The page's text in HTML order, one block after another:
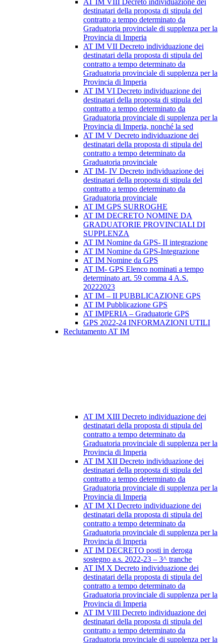
AT IM VIII Decreto individuazione dei
destinatari della proposta di stipula del
contratto a tempo determinato da
Graduatoria provinciale di supplenza per la
Provincia di Imperia
AT IM VII Decreto individuazione dei
destinatari della proposta di stipula del
contratto a tempo determinato da
Graduatoria provinciale di supplenza per la
Provincia di Imperia
AT IM VI Decreto individuazione dei
destinatari della proposta di stipula del
contratto a tempo determinato da
Graduatoria provinciale di supplenza per la
Provincia di Imperia, nonché la sed
AT IM V Decreto individuazione dei
destinatari della proposta di stipula del
contratto a tempo determinato da
Graduatoria provinciale
AT IM- IV Decreto individuazione dei
destinatari della proposta di stipula del
contratto a tempo determinato da
Graduatoria provinciale
AT IM GPS SURROGHE
AT IM DECRETO NOMINE DA
GRADUATORIE PROVINCIALI DI
SUPPLENZA
AT IM Nomine da GPS- II integrazione
AT IM Nomine da GPS-Integrazione
AT IM Nomine da GPS
AT IM- GPS Elenco nominati a tempo
determinato art. 59 comma 4 A.S.
20222023
AT IM – II PUBBLICAZIONE GPS
AT IM Pubblicazione GPS
AT IMPERIA – Graduatorie GPS
GPS 2022-24 INFORMAZIONI UTILI
Reclutamento AT IM
AT IM XIII Decreto individuazione dei
destinatari della proposta di stipula del
contratto a tempo determinato da
Graduatoria provinciale di supplenza per la
Provincia di Imperia
AT IM XII Decreto individuazione dei
destinatari della proposta di stipula del
contratto a tempo determinato da
Graduatoria provinciale di supplenza per la
Provincia di Imperia
AT IM XI Decreto individuazione dei
destinatari della proposta di stipula del
contratto a tempo determinato da
Graduatoria provinciale di supplenza per la
Provincia di Imperia
AT IM DECRETO posti in deroga
sostegno a.s. 2022-23 – 3^ tranche
AT IM X Decreto individuazione dei
destinatari della proposta di stipula del
contratto a tempo determinato da
Graduatoria provinciale di supplenza per la
Provincia di Imperia
AT IM VIII Decreto individuazione dei
destinatari della proposta di stipula del
contratto a tempo determinato da
Graduatoria provinciale di supplenza per la